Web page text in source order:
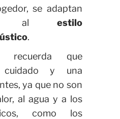
se adaptan
al estilo
.
recuerda que
cuidado y una
ya que no son
al agua y a los
como los